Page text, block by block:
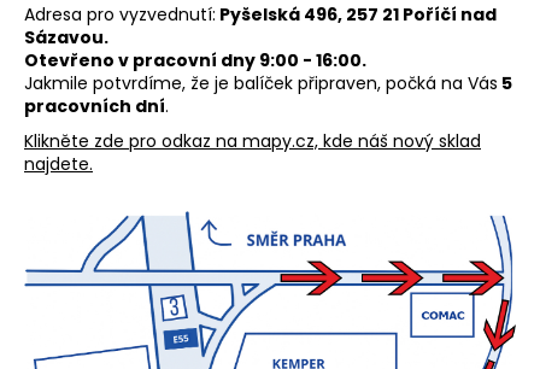
Adresa pro vyzvednutí: Pyšelská 496, 257 21 Poříčí nad
Sázavou.
Otevřeno v pracovní dny 9:00 - 16:00.
Jakmile potvrdíme, že je balíček připraven, počká na Vás 5
pracovních dní.
Klikněte zde pro odkaz na mapy.cz, kde náš nový sklad
najdete.